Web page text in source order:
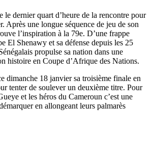
le dernier quart d’heure de la rencontre pour
Après une longue séquence de jeu de son
l’inspiration à la 79e. D’une frappe
El Shenawy et sa défense depuis les 25
propulse sa nation dans une
histoire en Coupe d’Afrique des Nations.
dimanche 18 janvier sa troisième finale en
tenter de soulever un deuxième titre. Pour
et les héros du Cameroun c’est une
en allongeant leurs palmarès